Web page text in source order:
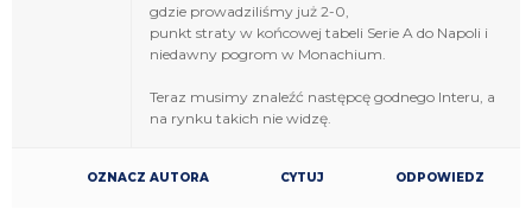
gdzie prowadziliśmy już 2-0,
punkt straty w końcowej tabeli Serie A do Napoli i
niedawny pogrom w Monachium.
Teraz musimy znaleźć następcę godnego Interu, a
na rynku takich nie widzę.
OZNACZ AUTORA CYTUJ ODPOWIEDZ